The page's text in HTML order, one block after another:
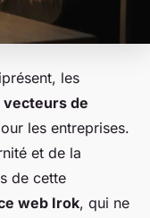
les
vecteurs de
les entreprises.
et de la
de cette
web Irok, qui ne